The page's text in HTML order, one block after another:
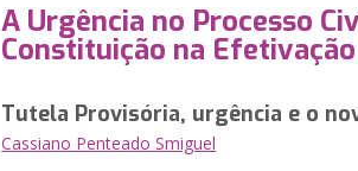
A Urgência no Processo
Constituição na
Tutela Provisória, urgência e o
Cassiano Penteado Smiguel